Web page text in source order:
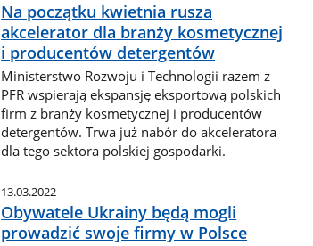
Na początku kwietnia rusza
akcelerator dla branży kosmetycznej
i producentów detergentów
Ministerstwo Rozwoju i Technologii razem z
PFR wspierają ekspansję eksportową polskich
firm z branży kosmetycznej i producentów
detergentów. Trwa już nabór do akceleratora
dla tego sektora polskiej gospodarki.
13.03.2022
Obywatele Ukrainy będą mogli
prowadzić swoje firmy w Polsce